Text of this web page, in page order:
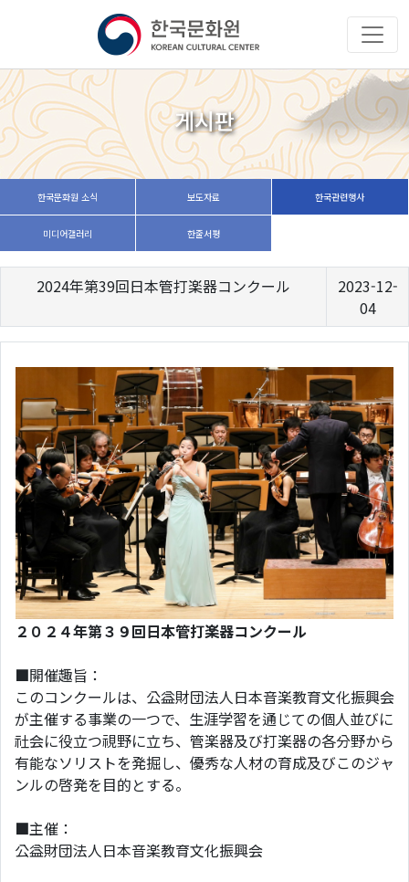
게시판
한국문화원 소식 보도자료 한국관련행사
미디어갤러리 한줄서평
2024年第39回日本管打楽器コンクール
2023-12-
04
２０２４年第３９回日本管打楽器コンクール
■開催趣旨：
このコンクールは、公益財団法人日本音楽教育文化振興会
が主催する事業の一つで、生涯学習を通じての個人並びに
社会に役立つ視野に立ち、管楽器及び打楽器の各分野から
有能なソリストを発掘し、優秀な人材の育成及びこのジャ
ンルの啓発を目的とする。
■主催：
公益財団法人日本音楽教育文化振興会